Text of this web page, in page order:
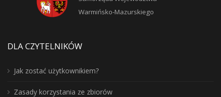
Warmińsko-Mazurskiego
DLA CZYTELNIKÓW
Jak zostać użytkownikiem?
Zasady korzystania ze zbiorów